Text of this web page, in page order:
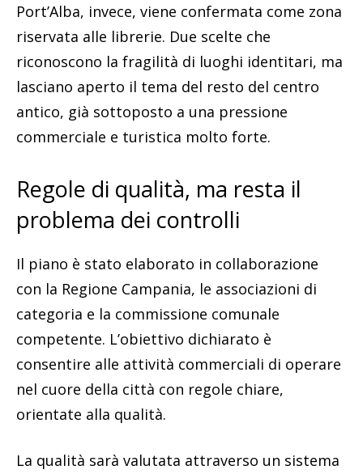
Port’Alba, invece, viene confermata come zona
riservata alle librerie. Due scelte che
riconoscono la fragilità di luoghi identitari, ma
lasciano aperto il tema del resto del centro
antico, già sottoposto a una pressione
commerciale e turistica molto forte.
Regole di qualità, ma resta il
problema dei controlli
Il piano è stato elaborato in collaborazione
con la Regione Campania, le associazioni di
categoria e la commissione comunale
competente. L’obiettivo dichiarato è
consentire alle attività commerciali di operare
nel cuore della città con regole chiare,
orientate alla qualità.
La qualità sarà valutata attraverso un sistema